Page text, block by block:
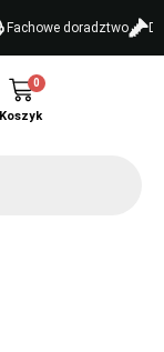
Fachowe doradztwo
0